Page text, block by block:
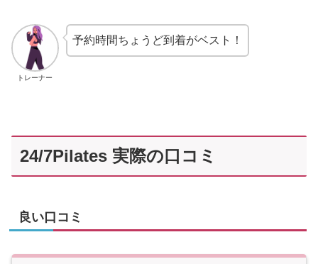
トレーナー
予約時間ちょうど到着がベスト！
24/7Pilates 実際の口コミ
良い口コミ